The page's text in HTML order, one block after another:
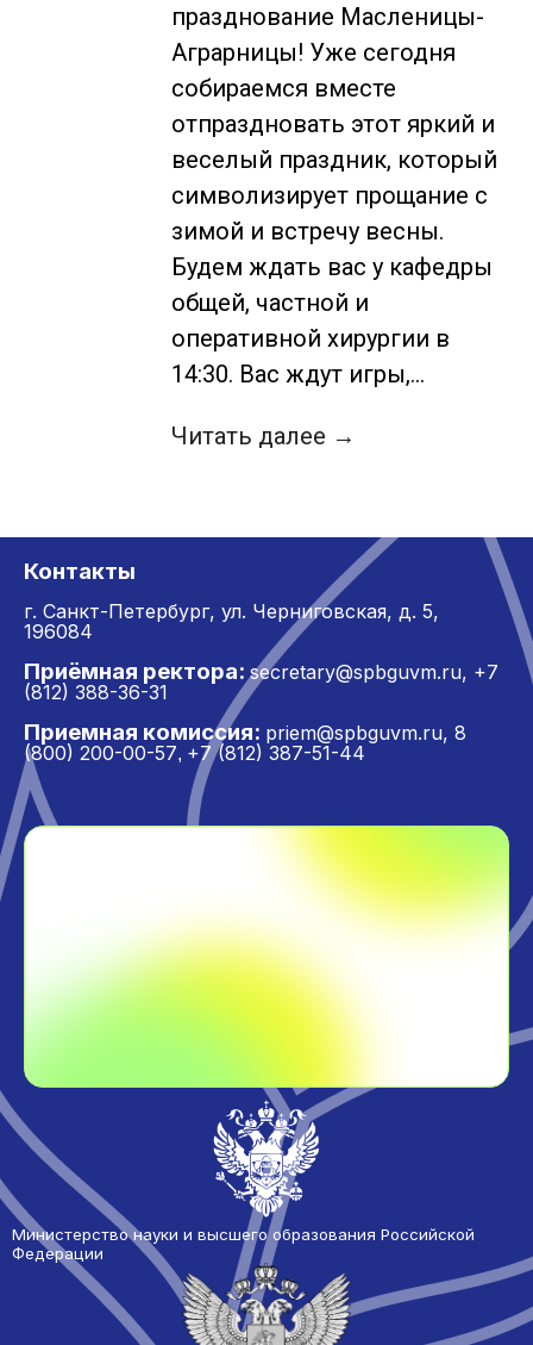
празднование Масленицы-
Аграрницы! Уже сегодня
собираемся вместе
отпраздновать этот яркий и
веселый праздник, который
символизирует прощание с
зимой и встречу весны.
Будем ждать вас у кафедры
общей, частной и
оперативной хирургии в
14:30. Вас ждут игры,…
Читать далее →
Контакты
г. Санкт-Петербург, ул. Черниговская, д. 5,
196084
Приёмная ректора: secretary@spbguvm.ru, +7
(812) 388-36-31
Приемная комиссия: priem@spbguvm.ru, 8
(800) 200-00-57, +7 (812) 387-51-44
Министерство науки и высшего образования Российской
Федерации